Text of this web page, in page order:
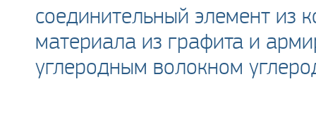
соединительный элемент из
материала из графита и
углеродным волокном